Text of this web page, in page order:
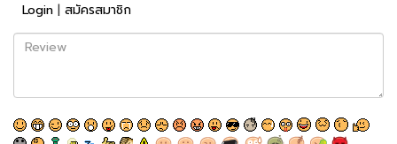
Login | สมัครสมาชิก
Review